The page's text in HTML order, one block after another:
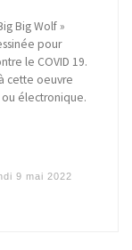
Big Wolf »
pour
le COVID 19.
cette oeuvre
électronique.
9 mai 2022